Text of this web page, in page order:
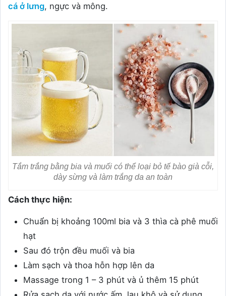
cá ở lưng, ngực và mông.
Tắm trắng bằng bia và muối có thể loại bỏ tế bào già cỗi,
dày sừng và làm trắng da an toàn
Cách thực hiện:
Chuẩn bị khoảng 100ml bia và 3 thìa cà phê muối
hạt
Sau đó trộn đều muối và bia
Làm sạch và thoa hỗn hợp lên da
Massage trong 1 – 3 phút và ủ thêm 15 phút